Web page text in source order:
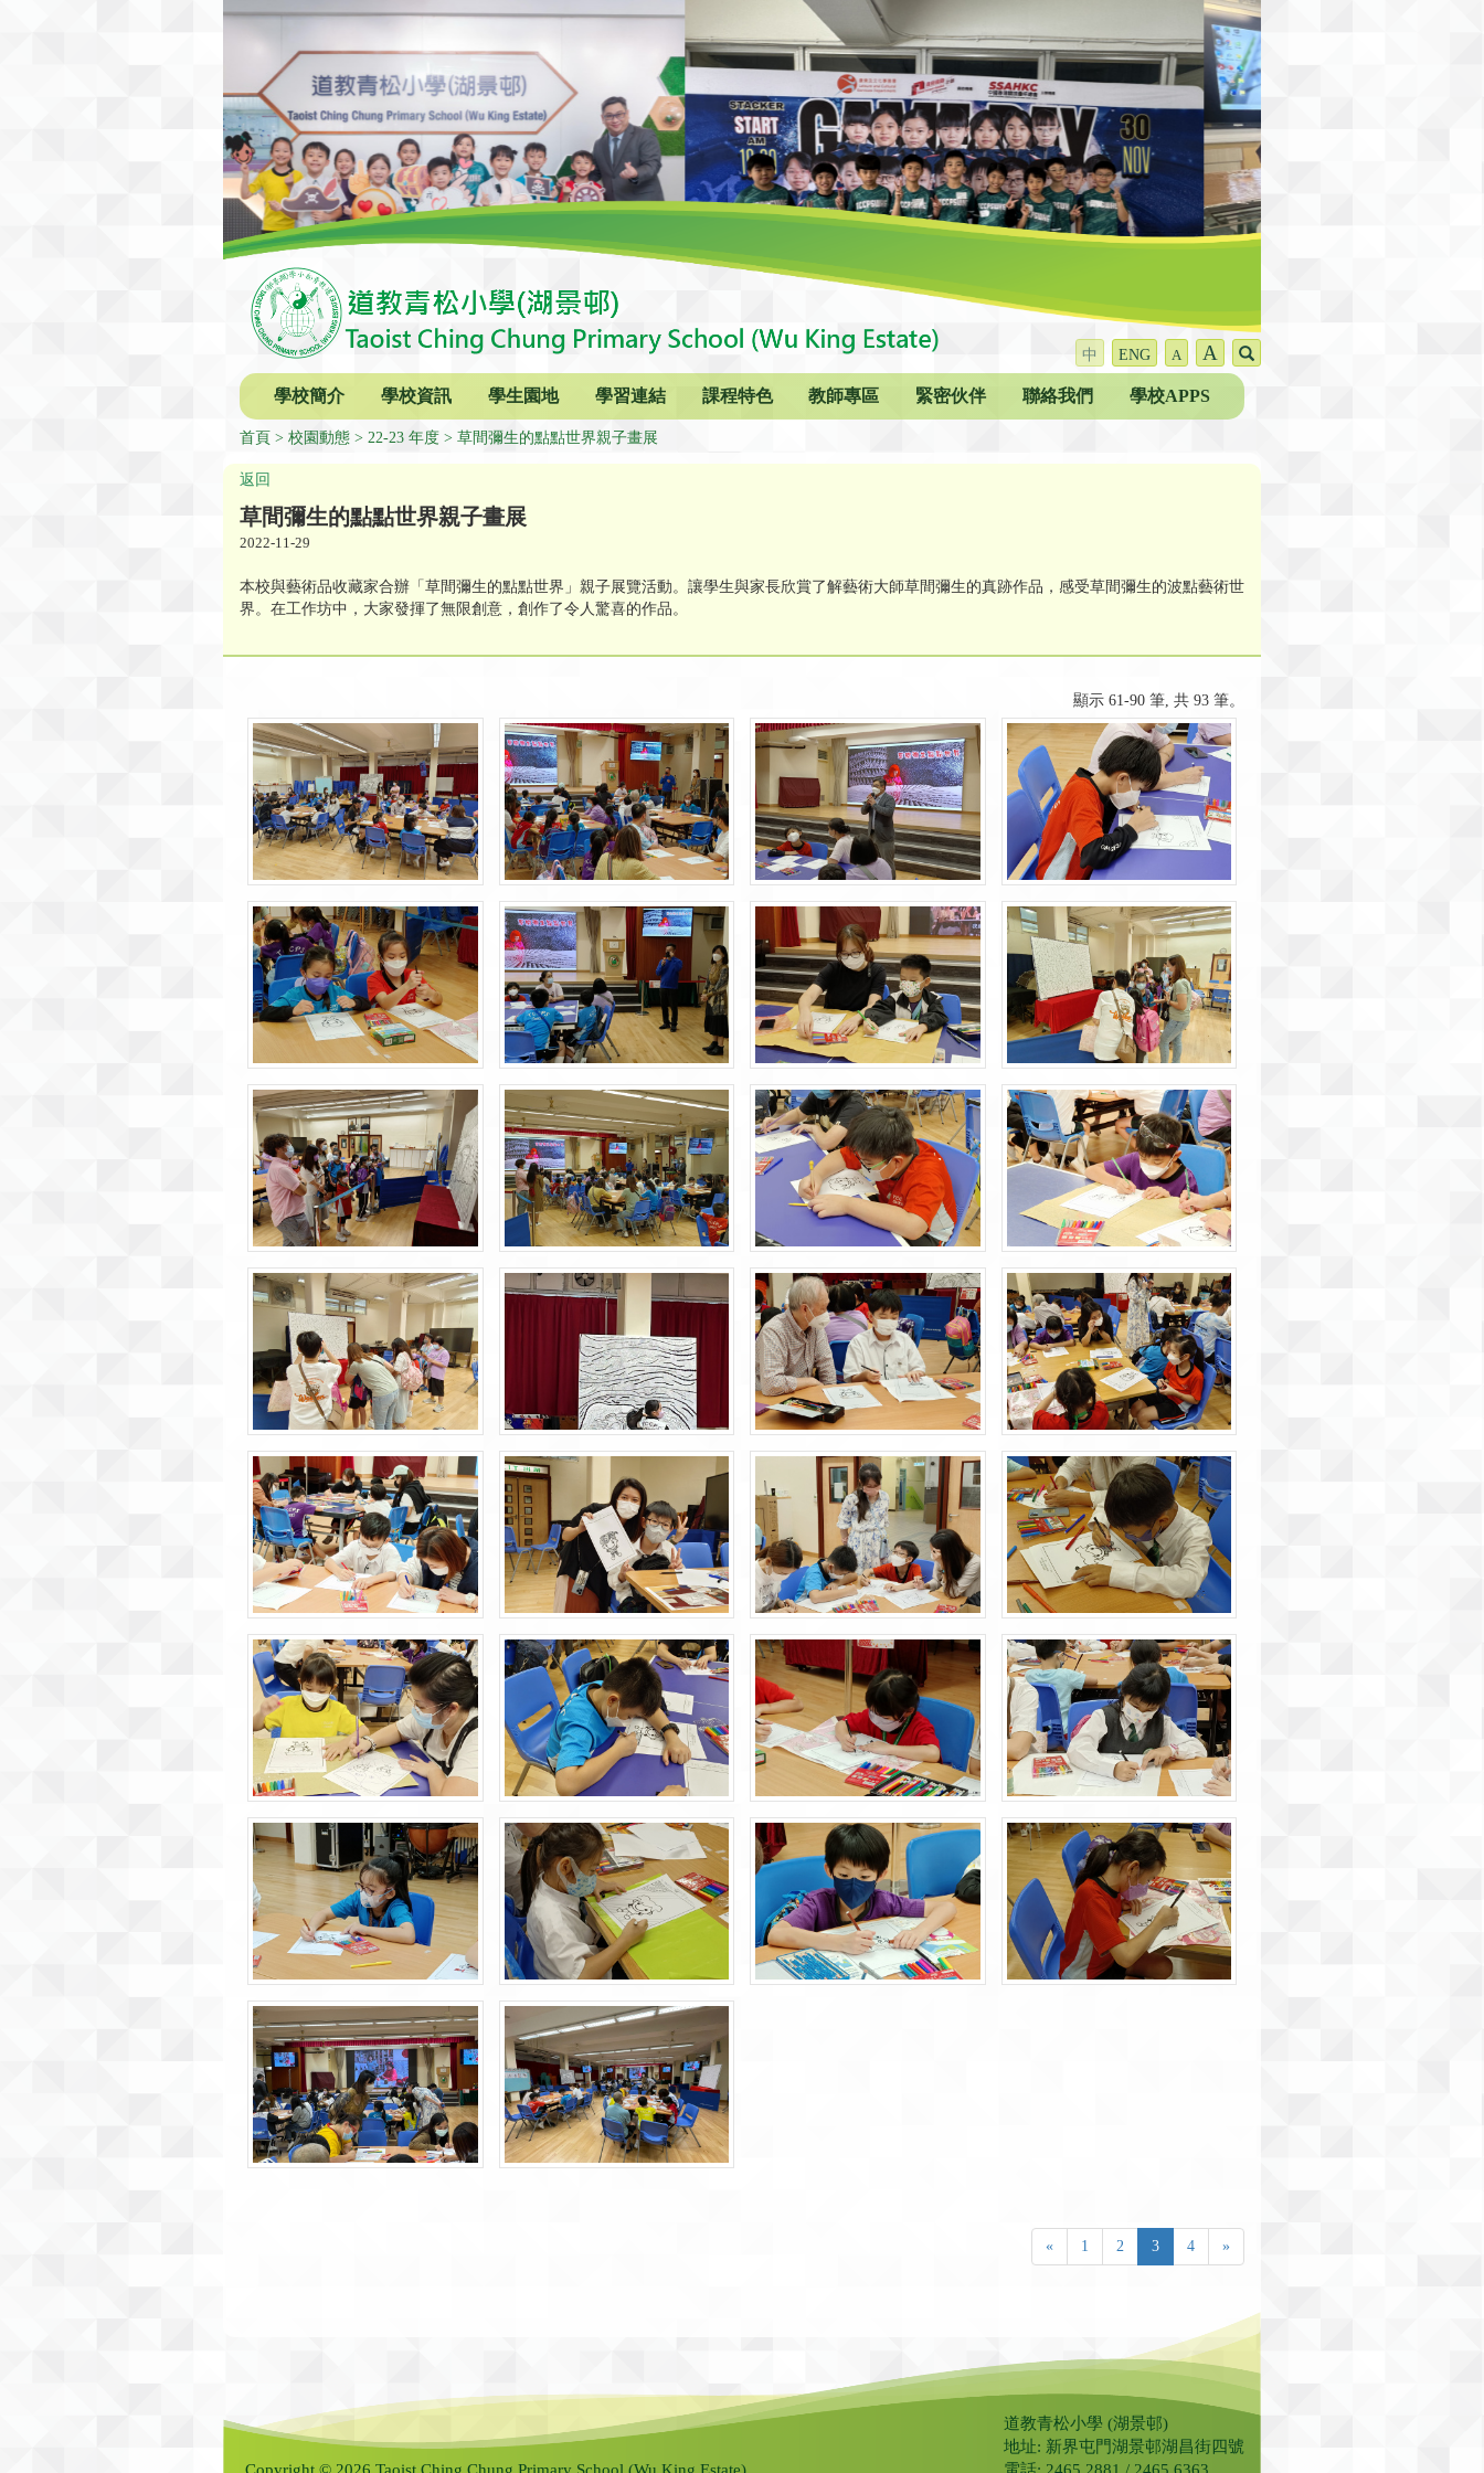
中 ENG A A
學校簡介 學校資訊 學生園地 學習連結 課程特色 教師專區 緊密伙伴 聯絡我們 學校APPS
首頁 校園動態 22-23 年度 草間彌生的點點世界親子畫展
返回
草間彌生的點點世界親子畫展
2022-11-29
本校與藝術品收藏家合辦「草間彌生的點點世界」親子展覽活動。讓學生與家長欣賞了解藝術大師草間彌生的真跡作品，感受草間彌生的波點藝術世
界​​​​。在工作坊中，大家發揮了無限創意，創作了令人驚喜的作品。
顯示 61-90 筆, 共 93 筆。
« 1 2 3 4 »
道教青松小學 (湖景邨)
地址: 新界屯門湖景邨湖昌街四號